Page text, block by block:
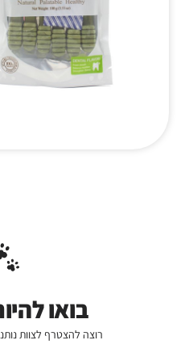
בואו
רוצה להצטרף לצוות